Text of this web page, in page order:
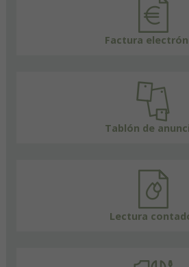
Factura
Tablón de
Lectura